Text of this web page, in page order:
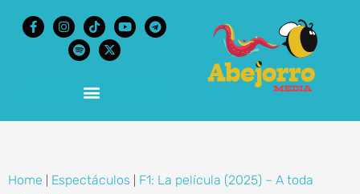
Home Espectáculos
F1: La película (2025) – A toda